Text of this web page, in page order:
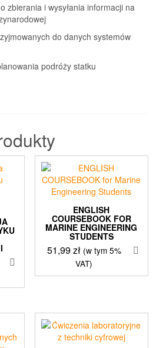
zbierania i wysyłania informacji na
do danych systemów
podróży statku
ENGLISH
COURSEBOOK FOR
MARINE ENGINEERING
STUDENTS
51,99zł (w tym 5%
VAT)